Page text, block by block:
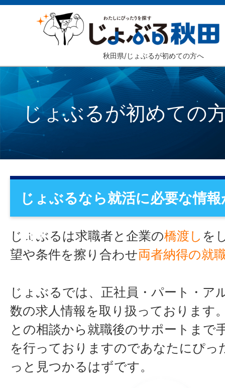
秋田県/じょぶるが初めての方へ
じょぶるが初めての
じょぶるなら就活に必要な情
る！
じょぶるは求職者と企業の橋渡し を
望や条件を擦り合わせ両者納得の就
じょぶるでは、正社員・パート・ア
数の求人情報を取り扱っております
との相談から就職後のサポートまで
を行っておりますのであなたにぴっ
っと見つかるはずです。